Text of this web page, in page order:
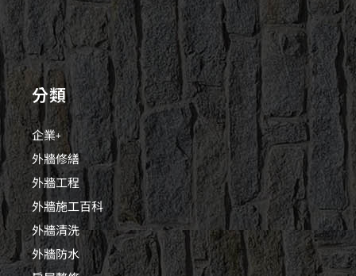
分類
企業+
外牆修繕
外牆工程
外牆施工百科
外牆清洗
外牆防水